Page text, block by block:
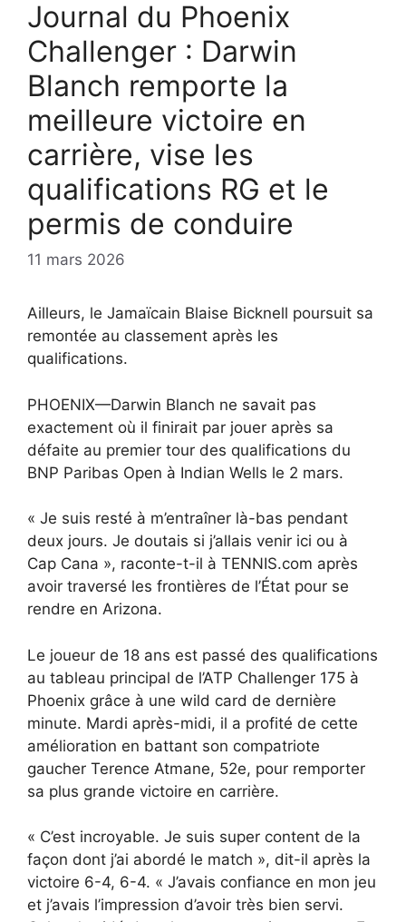
Journal du Phoenix
Challenger : Darwin
Blanch remporte la
meilleure victoire en
carrière, vise les
qualifications RG et le
permis de conduire
11 mars 2026
Ailleurs, le Jamaïcain Blaise Bicknell poursuit sa
remontée au classement après les
qualifications.
PHOENIX—Darwin Blanch ne savait pas
exactement où il finirait par jouer après sa
défaite au premier tour des qualifications du
BNP Paribas Open à Indian Wells le 2 mars.
« Je suis resté à m’entraîner là-bas pendant
deux jours. Je doutais si j’allais venir ici ou à
Cap Cana », raconte-t-il à TENNIS.com après
avoir traversé les frontières de l’État pour se
rendre en Arizona.
Le joueur de 18 ans est passé des qualifications
au tableau principal de l’ATP Challenger 175 à
Phoenix grâce à une wild card de dernière
minute. Mardi après-midi, il a profité de cette
amélioration en battant son compatriote
gaucher Terence Atmane, 52e, pour remporter
sa plus grande victoire en carrière.
« C’est incroyable. Je suis super content de la
façon dont j’ai abordé le match », dit-il après la
victoire 6-4, 6-4. « J’avais confiance en mon jeu
et j’avais l’impression d’avoir très bien servi.